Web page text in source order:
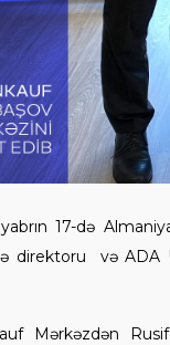
17-də
direktoru və ADA
Mərkəzdən